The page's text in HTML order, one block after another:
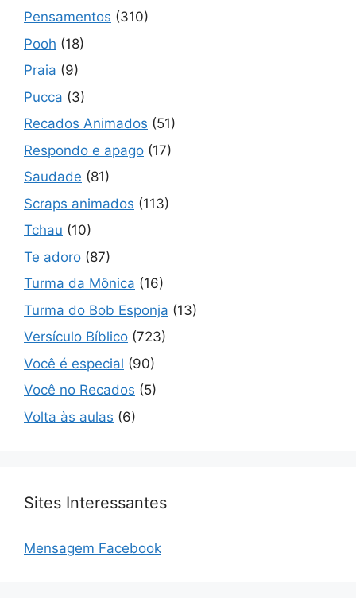
Pensamentos (310)
Pooh (18)
Praia (9)
Pucca (3)
Recados Animados (51)
Respondo e apago (17)
Saudade (81)
Scraps animados (113)
Tchau (10)
Te adoro (87)
Turma da Mônica (16)
Turma do Bob Esponja (13)
Versículo Bíblico (723)
Você é especial (90)
Você no Recados (5)
Volta às aulas (6)
Sites Interessantes
Mensagem Facebook